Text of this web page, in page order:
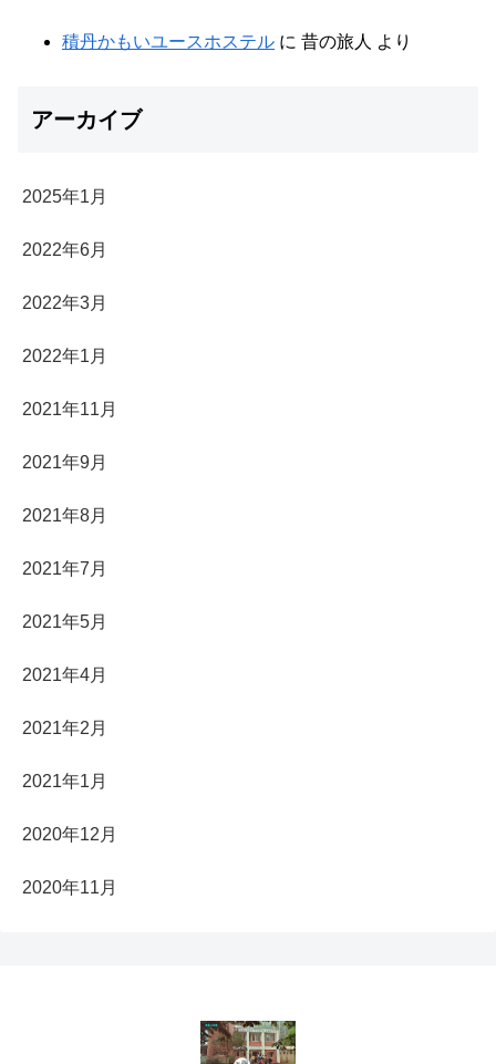
積丹かもいユースホステル に 昔の旅人 より
アーカイブ
2025年1月
2022年6月
2022年3月
2022年1月
2021年11月
2021年9月
2021年8月
2021年7月
2021年5月
2021年4月
2021年2月
2021年1月
2020年12月
2020年11月